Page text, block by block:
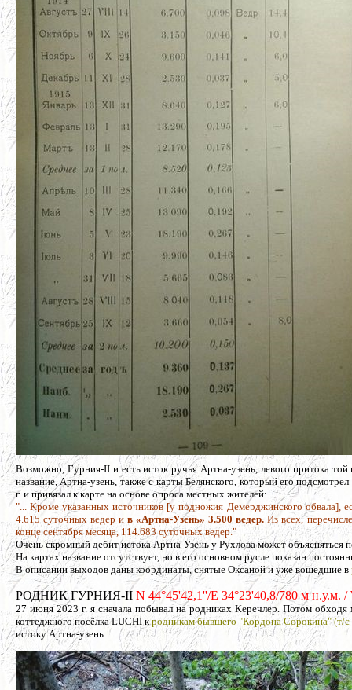
Возможно, Гурния-II и есть исток ручья Артна-узень, левого притока
название, Артна-узень, также с карты Белянского, который его
г. и привязал к карте на основе опроса местных жителей:
"... Кроме указанных источников [у подножия Демерджинского обвала],
4.615 суточных ведер ив «Артна-Узень» 3.500 ведер. Из всех,
конце сентября месяца, 114.683 суточных ведер."
Очень скромный дебит истока Артна-Узень у Рухлова может объясняться
На картах название отсутствует, но в его основном русле показан
В описании выходов даны координаты, снятые Оксаной и уже вошедшие в
РОДНИК ГУРНИЯ-II N 44°45'42,1''/E 34°23'40,8/780 м н.у.м. /
27 июня 2023 г. я сначала побывал на родниках Керечлер. Потом
коттеджного посёлка LUCHI кродникам бывшего "Кордона Сорокина" (т/
истоку Артна-узень.